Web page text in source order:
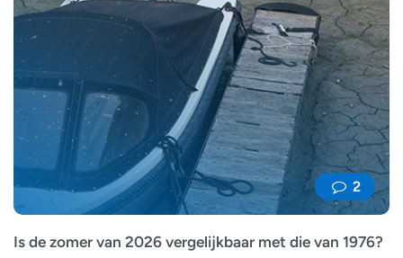
2
Is de zomer van 2026 vergelijkbaar met die van 1976?